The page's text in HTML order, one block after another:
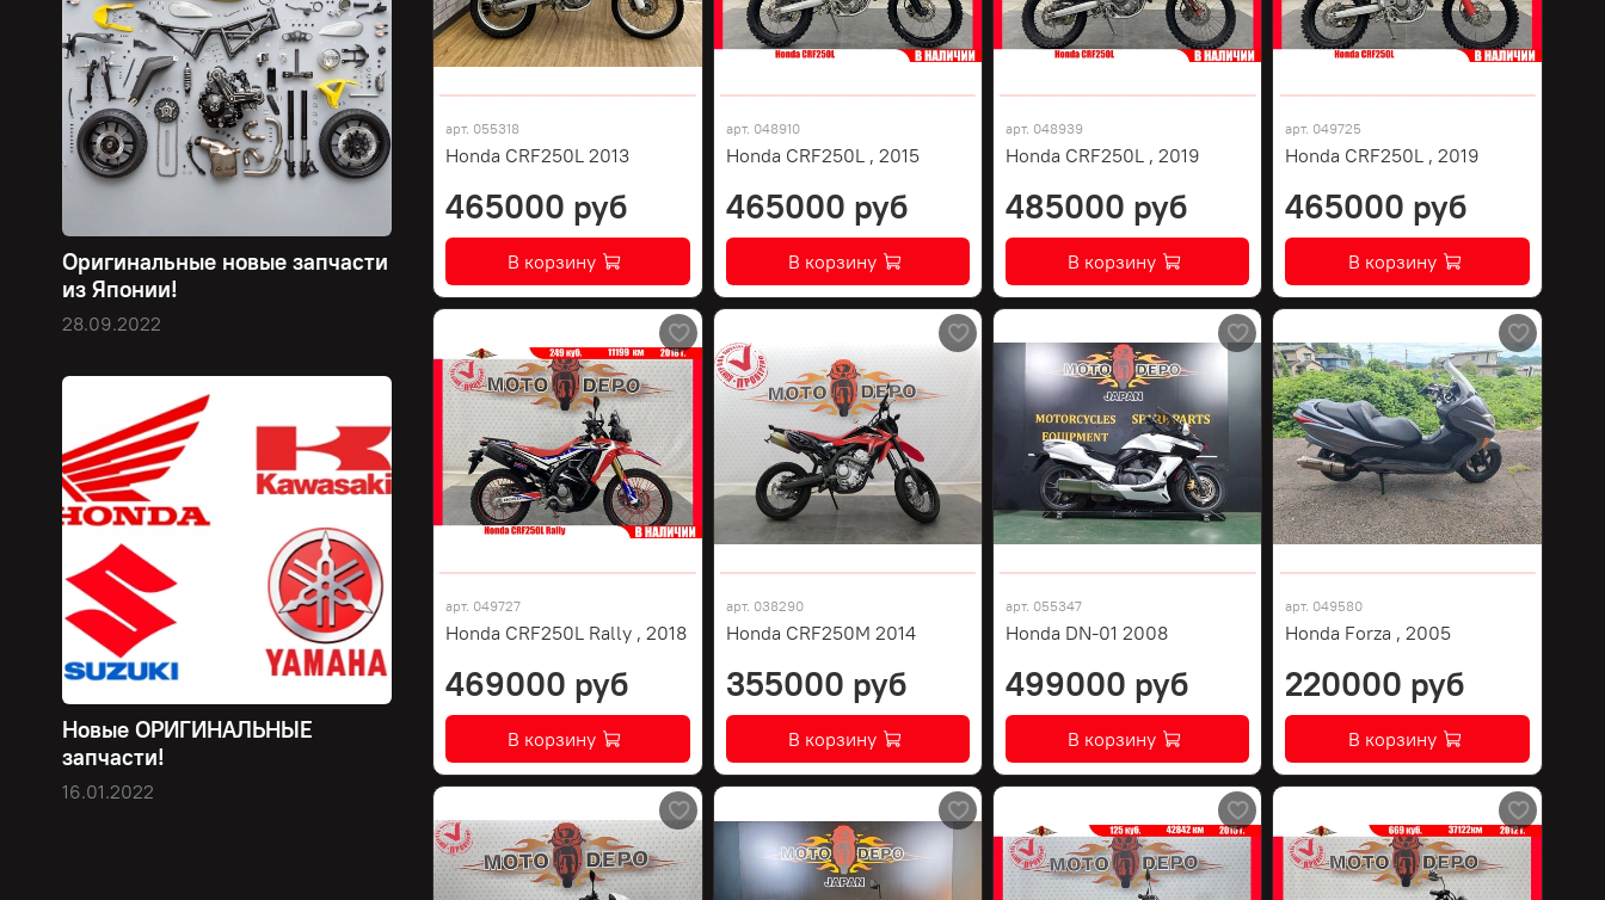
арт. 055318
Honda CRF250L 2013
465000 руб
В корзину
арт. 048910
Honda CRF250L , 2015
465000 руб
В корзину
арт. 048939
Honda CRF250L , 2019
485000 руб
В корзину
арт. 049725
Honda CRF250L , 2019
465000 руб
В корзину
арт. 049727
Honda CRF250L Rally , 2018
469000 руб
В корзину
арт. 038290
Honda CRF250M 2014
355000 руб
В корзину
арт. 055347
Honda DN-01 2008
499000 руб
В корзину
арт. 049580
Honda Forza , 2005
220000 руб
В корзину
Оригинальные новые запчасти
из Японии!
28.09.2022
Новые ОРИГИНАЛЬНЫЕ
запчасти!
16.01.2022